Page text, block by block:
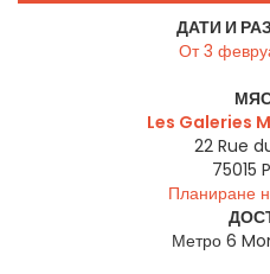
ДАТИ И
От 3
Les Galeries
22 Rue
75015
Планиране
Метро 6